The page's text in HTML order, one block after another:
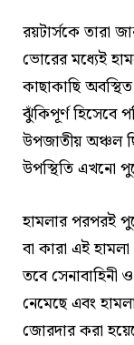
রয়টার্সকে তারা
ভোরের মধ্যেই
কাছাকাছি অবস্থিত
ঝুঁকিপূর্ণ হিসেবে
উপজাতীয় অঞ্চল
উপস্থিতি এখনো
হামলার পরপরই
বা কারা এই
তবে সেনাবাহিনী
নেমেছে এবং
জোরদার করা